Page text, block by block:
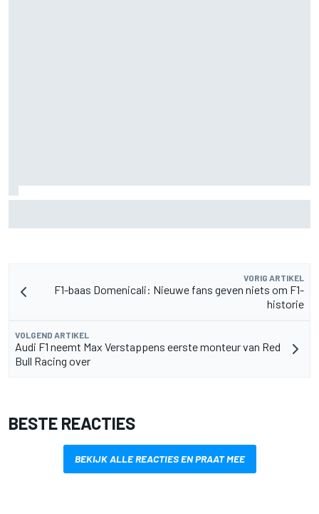
VORIG ARTIKEL
F1-baas Domenicali: Nieuwe fans geven niets om F1-
historie
VOLGEND ARTIKEL
Audi F1 neemt Max Verstappens eerste monteur van Red
Bull Racing over
BESTE REACTIES
BEKIJK ALLE REACTIES EN PRAAT MEE